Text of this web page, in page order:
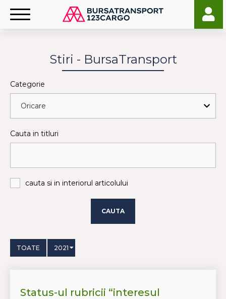
Stiri - BursaTransport
Categorie
Cauta in titluri
cauta si in interiorul articolului
CAUTA
TOATE 2021
Status-ul rubricii “interesul